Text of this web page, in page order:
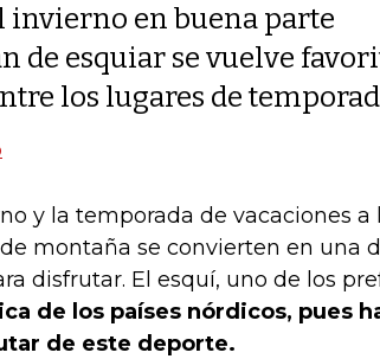
invierno en buena parte
de esquiar se vuelve
los lugares de
y la temporada de vacaciones a
montaña se convierten en una
disfrutar. El esquí, uno de los
de los países nórdicos, pues
de este deporte.